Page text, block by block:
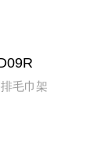
毛巾架